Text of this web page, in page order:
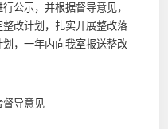
公示，并根据督导意见，
改计划，扎实开展整改落
，一年内向我室报送整改
导意见